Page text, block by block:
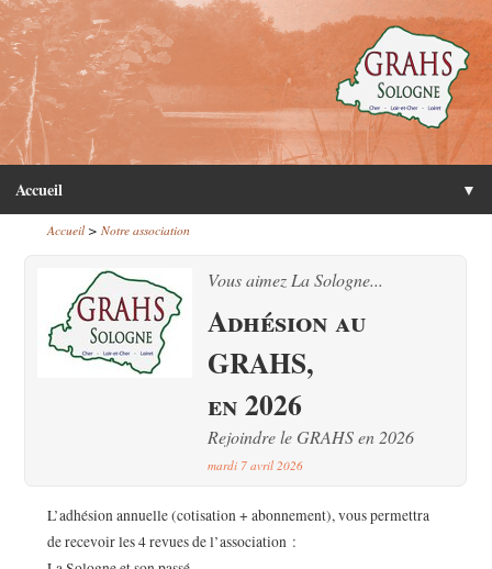
Accueil ▼
Accueil> Notre association
Vous aimez La Sologne...
Adhésion au
GRAHS,
en 2026
Rejoindre le GRAHS en 2026
mardi 7 avril 2026
L’adhésion annuelle (cotisation + abonnement), vous permettra
de recevoir les 4 revues de l’association :